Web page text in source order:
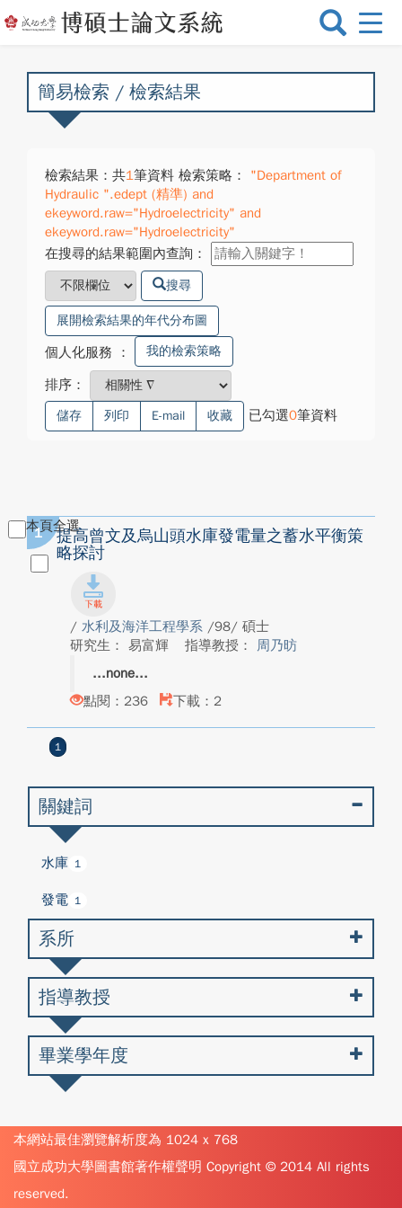
選
換
簡易檢索 / 檢索結果
檢索結果：共1筆資料 檢索策略：
"Department of
Hydraulic ".edept (精準) and
ekeyword.raw="Hydroelectricity" and
ekeyword.raw="Hydroelectricity"
在搜尋的結果範圍內查詢：
搜尋
展開檢索結果的年代分布圖
個人化服務 ： 我的檢索策略
排序：
儲存 列印 E-mail 收藏 已勾選0筆資料
本頁全選
1
提高曾文及烏山頭水庫發電量之蓄水平衡策
略探討
/ 水利及海洋工程學系 /98/ 碩士
研究生： 易富輝
指導教授： 周乃昉
none
點閱：236
下載：2
1
關鍵詞
水庫 1
發電 1
系所
指導教授
畢業學年度
本網站最佳瀏覽解析度為 1024 x 768
國立成功大學圖書館著作權聲明 Copyright © 2014 All rights
reserved.